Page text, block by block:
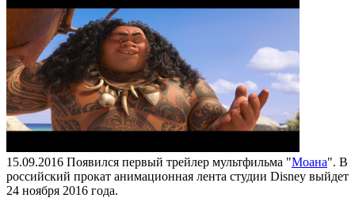
15.09.2016 Появился первый трейлер мультфильма "Моана". В
российский прокат анимационная лента студии Disney выйдет
24 ноября 2016 года.